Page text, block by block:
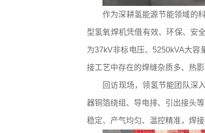
作为深耕氢能源节能领域的
型氢氧焊机凭借有效、环保、安
为37kV非标电压、5250kVA大容
接工艺中存在的焊缝杂质多、热
回访现场，领氢节能团队深
器铜箔绕组、导电排、引出接头
稳定、产气均匀、温控精准，焊